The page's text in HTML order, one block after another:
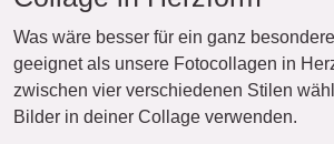
Was wäre besser für ein ganz
geeignet als unsere Fotocollagen in
zwischen vier verschiedenen Stilen
Bilder in deiner Collage verwenden.